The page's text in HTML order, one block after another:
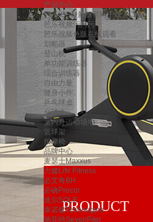
产品中心
芭乐IOS最新版官网下载入口
芭乐视频污污污
芭乐视频色版在线观看
划船器
登山机
单功能训练器
综合训练器
自由力量
健身小件
乒乓球桌
台球桌
室内外运动场地
篮球架
按摩椅
品牌中心
麦瑟士Maxxus
力健Life Fitness
必艾奇BH
必确Precor
速尔SOLE
泰诺健Technogym
施菲特SevenFiter
PRODUCT